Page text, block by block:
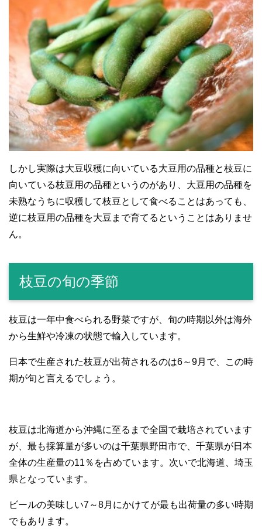
しかし実際は大豆収穫に向いている大豆用の品種と枝豆に
向いている枝豆用の品種というのがあり、大豆用の品種を
未熟なうちに収穫して枝豆として食べることはあっても、
逆に枝豆用の品種を大豆まで育てるということはありませ
ん。
枝豆の旬の季節
枝豆は一年中食べられる野菜ですが、旬の時期以外は海外
から生鮮や冷凍の状態で輸入しています。
日本で生産された枝豆が出荷されるのは6～9月で、この時
期が旬と言えるでしょう。
枝豆は北海道から沖縄に至るまで全国で栽培されています
が、最も採算量が多いのは千葉県野田市で、千葉県が日本
全体の生産量の11％を占めています。次いで北海道、埼玉
県となっています。
ビールの美味しい7～8月にかけてが最も出荷量の多い時期
でもあります。